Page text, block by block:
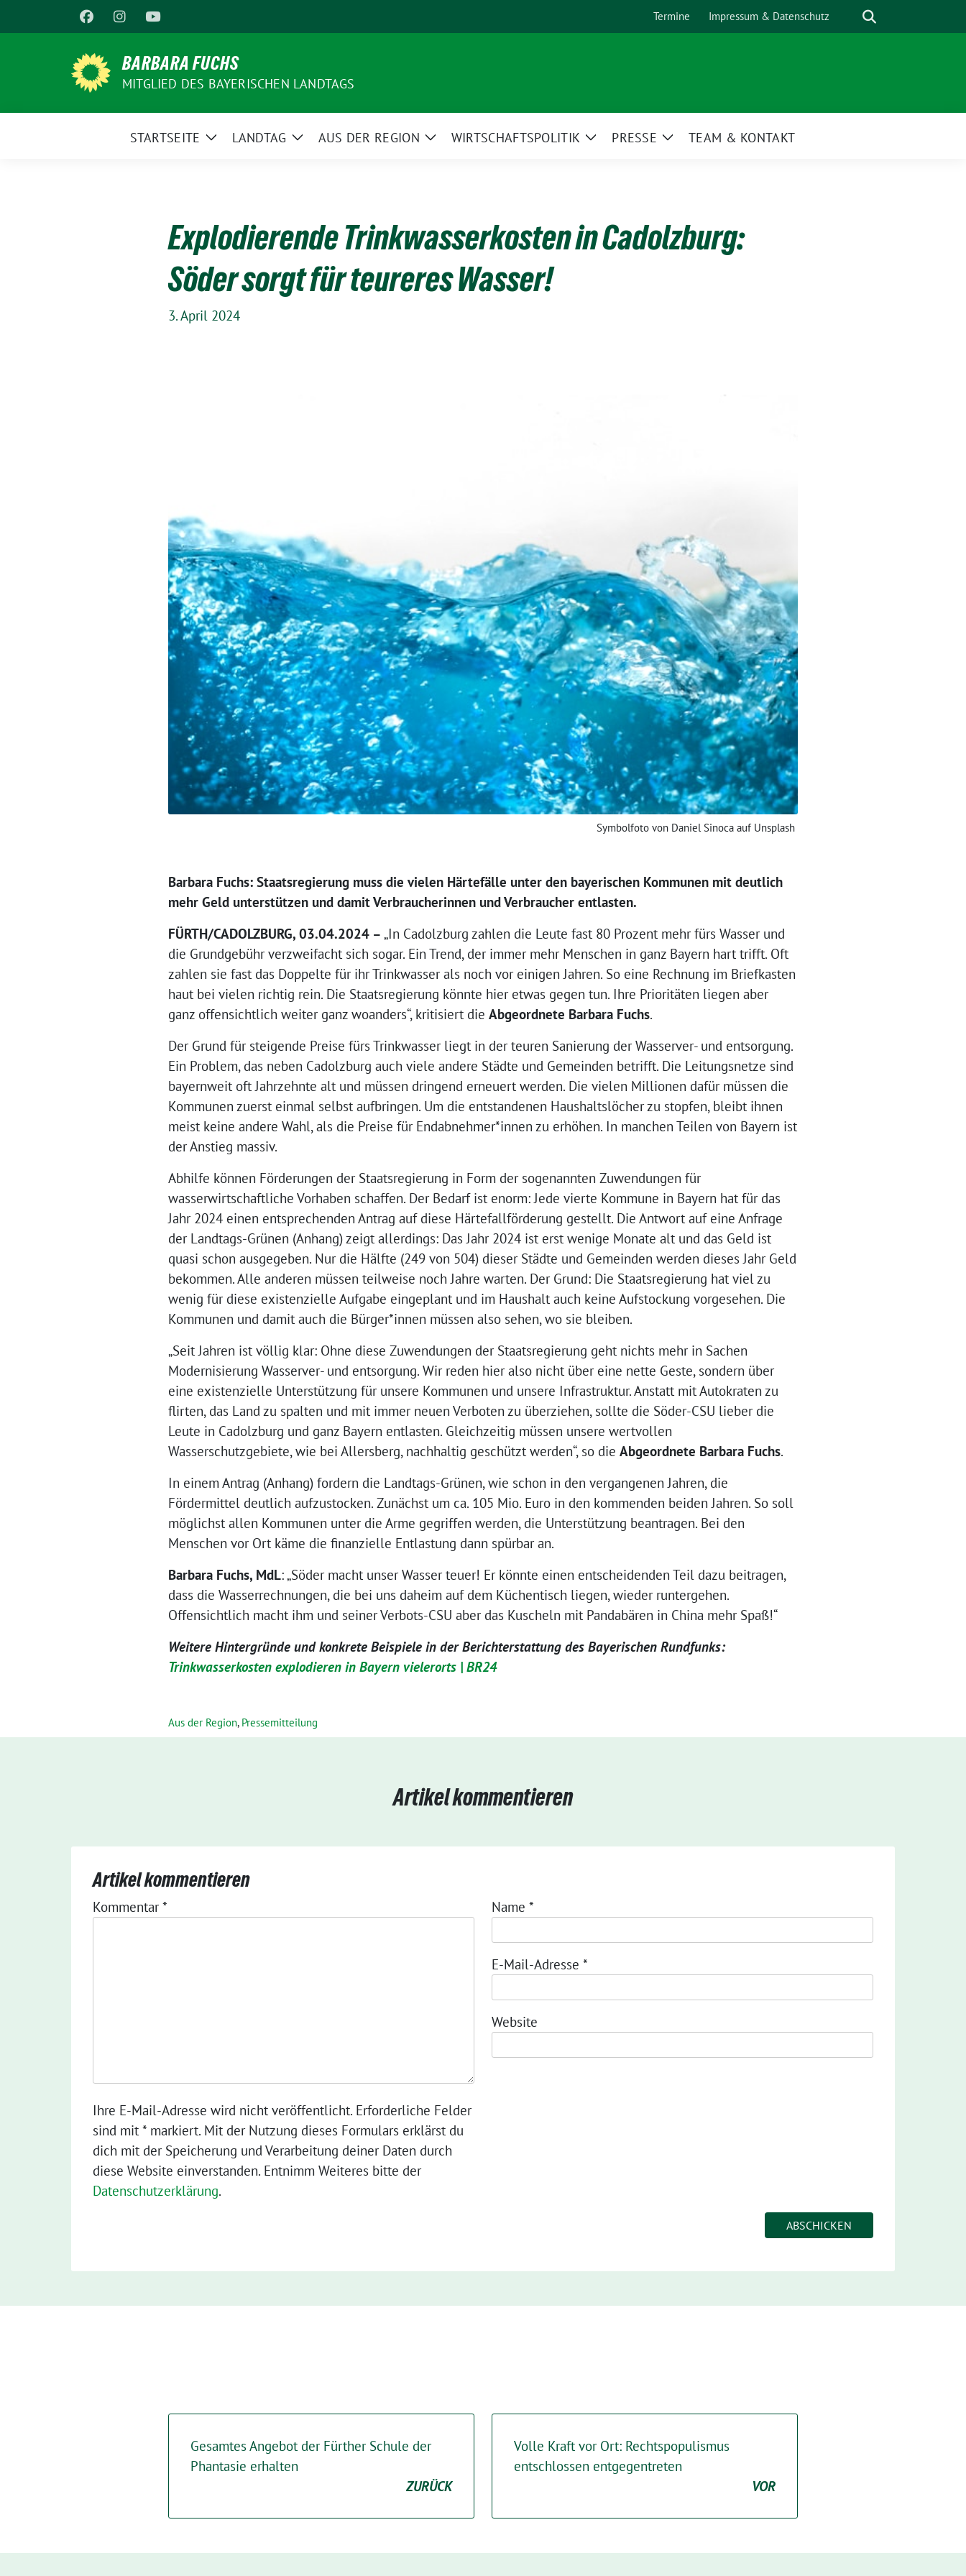
zum
Termine Impressum & Datenschutz Suche
BARBARA FUCHS
MITGLIED DES BAYERISCHEN LANDTAGS
STARTSEITE
ZeigeLANDTAG
ZeigeAUS DER REGION
ZeigeWIRTSCHAFTSPOLITIK
ZeigePRESSE
ZeigeTEAM & KONTAKT
Explodierende Trinkwasserkosten in Cadolzburg:
Söder sorgt für teureres Wasser!
3. April 2024
Symbolfoto von Daniel Sinoca auf Unsplash
Barbara Fuchs: Staatsregierung muss die vielen Härtefälle unter den bayerischen Kommunen mit deutlich
mehr Geld unterstützen und damit Verbraucherinnen und Verbraucher entlasten.
FÜRTH/CADOLZBURG, 03.04.2024 – „In Cadolzburg zahlen die Leute fast 80 Prozent mehr fürs Wasser und
die Grundgebühr verzweifacht sich sogar. Ein Trend, der immer mehr Menschen in ganz Bayern hart trifft. Oft
zahlen sie fast das Doppelte für ihr Trinkwasser als noch vor einigen Jahren. So eine Rechnung im Briefkasten
haut bei vielen richtig rein. Die Staatsregierung könnte hier etwas gegen tun. Ihre Prioritäten liegen aber
ganz offensichtlich weiter ganz woanders“, kritisiert die Abgeordnete Barbara Fuchs.
Der Grund für steigende Preise fürs Trinkwasser liegt in der teuren Sanierung der Wasserver- und entsorgung.
Ein Problem, das neben Cadolzburg auch viele andere Städte und Gemeinden betrifft. Die Leitungsnetze sind
bayernweit oft Jahrzehnte alt und müssen dringend erneuert werden. Die vielen Millionen dafür müssen die
Kommunen zuerst einmal selbst aufbringen. Um die entstandenen Haushaltslöcher zu stopfen, bleibt ihnen
meist keine andere Wahl, als die Preise für Endabnehmer*innen zu erhöhen. In manchen Teilen von Bayern ist
der Anstieg massiv.
Abhilfe können Förderungen der Staatsregierung in Form der sogenannten Zuwendungen für
wasserwirtschaftliche Vorhaben schaffen. Der Bedarf ist enorm: Jede vierte Kommune in Bayern hat für das
Jahr 2024 einen entsprechenden Antrag auf diese Härtefallförderung gestellt. Die Antwort auf eine Anfrage
der Landtags-Grünen (Anhang) zeigt allerdings: Das Jahr 2024 ist erst wenige Monate alt und das Geld ist
quasi schon ausgegeben. Nur die Hälfte (249 von 504) dieser Städte und Gemeinden werden dieses Jahr Geld
bekommen. Alle anderen müssen teilweise noch Jahre warten. Der Grund: Die Staatsregierung hat viel zu
wenig für diese existenzielle Aufgabe eingeplant und im Haushalt auch keine Aufstockung vorgesehen. Die
Kommunen und damit auch die Bürger*innen müssen also sehen, wo sie bleiben.
„Seit Jahren ist völlig klar: Ohne diese Zuwendungen der Staatsregierung geht nichts mehr in Sachen
Modernisierung Wasserver- und entsorgung. Wir reden hier also nicht über eine nette Geste, sondern über
eine existenzielle Unterstützung für unsere Kommunen und unsere Infrastruktur. Anstatt mit Autokraten zu
flirten, das Land zu spalten und mit immer neuen Verboten zu überziehen, sollte die Söder-CSU lieber die
Leute in Cadolzburg und ganz Bayern entlasten. Gleichzeitig müssen unsere wertvollen
Wasserschutzgebiete, wie bei Allersberg, nachhaltig geschützt werden“, so die Abgeordnete Barbara Fuchs.
In einem Antrag (Anhang) fordern die Landtags-Grünen, wie schon in den vergangenen Jahren, die
Fördermittel deutlich aufzustocken. Zunächst um ca. 105 Mio. Euro in den kommenden beiden Jahren. So soll
möglichst allen Kommunen unter die Arme gegriffen werden, die Unterstützung beantragen. Bei den
Menschen vor Ort käme die finanzielle Entlastung dann spürbar an.
Barbara Fuchs, MdL: „Söder macht unser Wasser teuer! Er könnte einen entscheidenden Teil dazu beitragen,
dass die Wasserrechnungen, die bei uns daheim auf dem Küchentisch liegen, wieder runtergehen.
Offensichtlich macht ihm und seiner Verbots-CSU aber das Kuscheln mit Pandabären in China mehr Spaß!“
Weitere Hintergründe und konkrete Beispiele in der Berichterstattung des Bayerischen Rundfunks:
Trinkwasserkosten explodieren in Bayern vielerorts | BR24
Aus der Region, Pressemitteilung
Artikel kommentieren
Artikel kommentieren
Kommentar*
Ihre E-Mail-Adresse wird nicht veröffentlicht. Erforderliche Felder
sind mit * markiert. Mit der Nutzung dieses Formulars erklärst du
dich mit der Speicherung und Verarbeitung deiner Daten durch
diese Website einverstanden. Entnimm Weiteres bitte der
Datenschutzerklärung.
Name *
E-Mail-Adresse *
Website
Gesamtes Angebot der Fürther Schule der
Phantasie erhalten
ZURÜCK
Volle Kraft vor Ort: Rechtspopulismus
entschlossen entgegentreten
VOR